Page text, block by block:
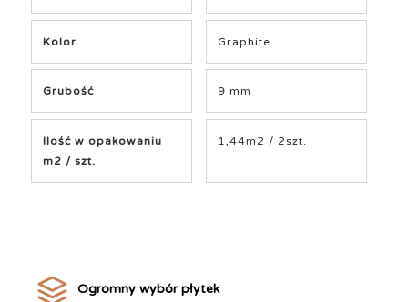
Kolor Graphite
Grubość 9 mm
Ilość w opakowaniu
m2 / szt.
1,44m2 / 2szt.
Ogromny wybór płytek